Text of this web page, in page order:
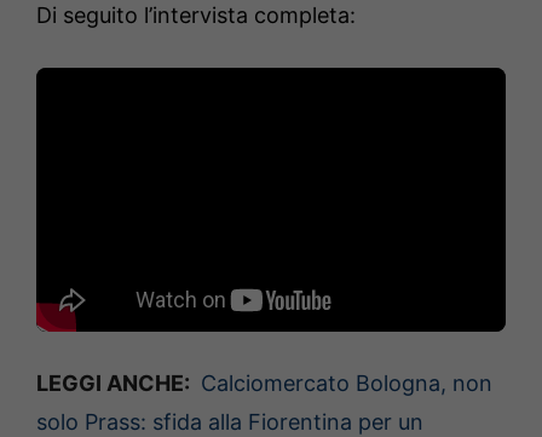
Di seguito l’intervista completa:
LEGGI ANCHE: Calciomercato Bologna, non
solo Prass: sfida alla Fiorentina per un